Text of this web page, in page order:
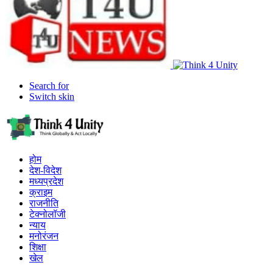
Search for
Switch skin
होम
देश-विदेश
मध्यप्रदेश
क्राइम
राजनीति
टेक्नोलॉजी
न्याय
मनोरंजन
शिक्षा
खेल